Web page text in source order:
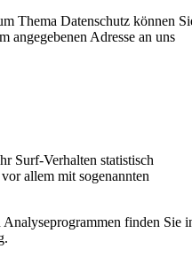
Thema Datenschutz können
angegebenen Adresse an uns
Surf-Verhalten statistisch
allem mit sogenannten
finden Sie